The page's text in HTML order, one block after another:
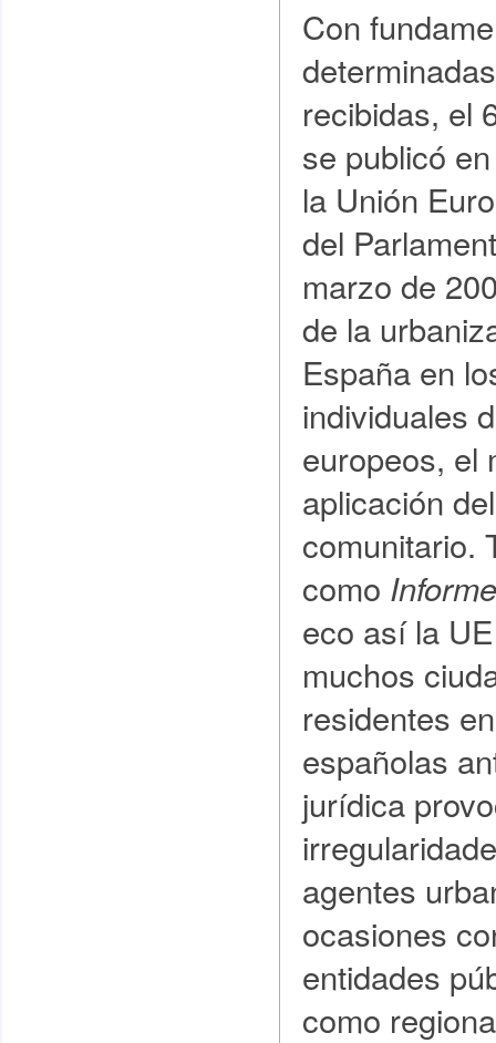
Con
recibidas, el
se publicó
la Unión
del
marzo de
de la
España en
individuales
europeos, el
aplicación
comunitario.
como
eco así la
muchos
residentes
españolas
jurídica
agentes
ocasiones
entidades
como